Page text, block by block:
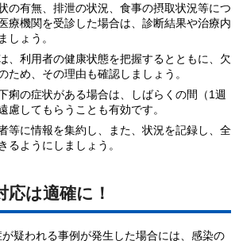
の有無、排泄の状況、食事の摂取状況等につ
療機関を受診した場合は、診断結果や治療内
しょう。
、利用者の健康状態を把握するとともに、欠
ため、その理由も確認しましょう。
痢の症状がある場合は、しばらくの間（1週
慮してもらうことも有効です。
等に情報を集約し、また、状況を記録し、全
るようにしましょう。
応は適確に！
疑われる事例が発生した場合には、感染の